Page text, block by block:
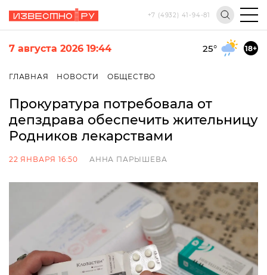
+7 (4932) 41-94-81
7 августа 2026 19:44 25° 18+
ГЛАВНАЯ НОВОСТИ ОБЩЕСТВО
Прокуратура потребовала от
депздрава обеспечить жительницу
Родников лекарствами
22 ЯНВАРЯ 16:50 АННА ПАРЫШЕВА